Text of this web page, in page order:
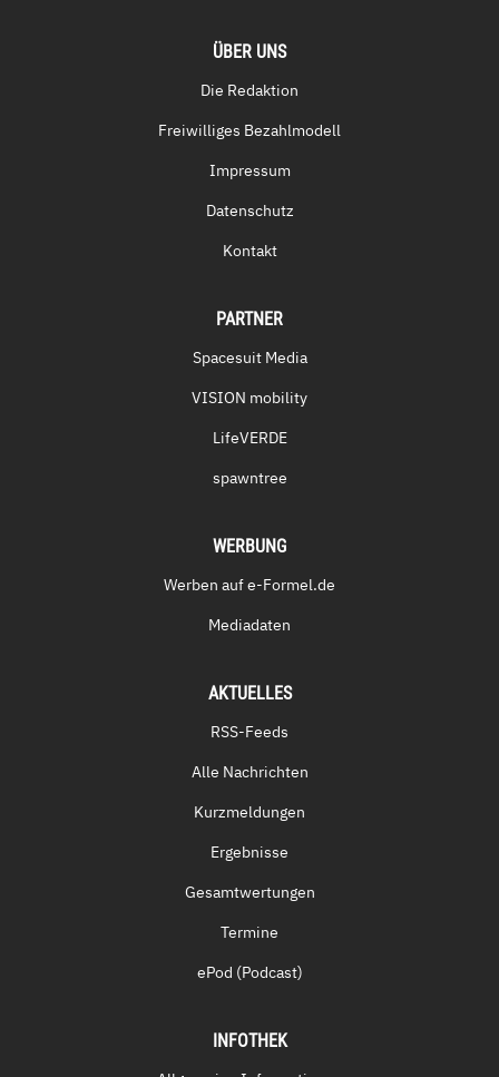
ÜBER UNS
Die Redaktion
Freiwilliges Bezahlmodell
Impressum
Datenschutz
Kontakt
PARTNER
Spacesuit Media
VISION mobility
LifeVERDE
spawntree
WERBUNG
Werben auf e-Formel.de
Mediadaten
AKTUELLES
RSS-Feeds
Alle Nachrichten
Kurzmeldungen
Ergebnisse
Gesamtwertungen
Termine
ePod (Podcast)
INFOTHEK